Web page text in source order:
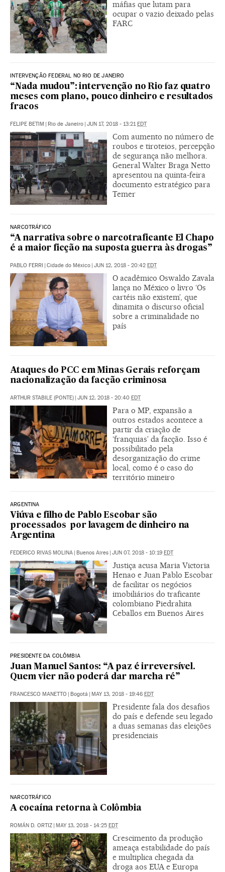
máfias que lutam para
ocupar o vazio deixado pelas
FARC
INTERVENÇÃO FEDERAL NO RIO DE JANEIRO
“Nada mudou”: intervenção no Rio faz quatro
meses com plano, pouco dinheiro e resultados
fracos
FELIPE BETIM | Rio de Janeiro | JUN 17, 2018 - 13:21EDT
Com aumento no número de
roubos e tiroteios, percepção
de segurança não melhora.
General Walter Braga Netto
apresentou na quinta-feira
documento estratégico para
Temer
NARCOTRÁFICO
“A narrativa sobre o narcotraficante El Chapo
é a maior ficção na suposta guerra às drogas”
PABLO FERRI | Cidade do México | JUN 12, 2018 - 20:42 EDT
O acadêmico Oswaldo Zavala
lança no México o livro ‘Os
cartéis não existem’, que
dinamita o discurso oficial
sobre a criminalidade no
país
Ataques do PCC em Minas Gerais reforçam
nacionalização da facção criminosa
ARTHUR STABILE (PONTE) | JUN 12, 2018 - 20:40 EDT
Para o MP, expansão a
outros estados acontece a
partir da criação de
‘franquias’ da facção. Isso é
possibilitado pela
desorganização do crime
local, como é o caso do
território mineiro
ARGENTINA
Viúva e filho de Pablo Escobar são
processados ​​ por lavagem de dinheiro na
Argentina
FEDERICO RIVAS MOLINA | Buenos Aires | JUN 07, 2018 - 10:19 EDT
Justiça acusa Maria Victoria
Henao e Juan Pablo Escobar
de facilitar os negócios
imobiliários do traficante
colombiano Piedrahita
Ceballos em Buenos Aires
PRESIDENTE DA COLÔMBIA
Juan Manuel Santos: “A paz é irreversível.
Quem vier não poderá dar marcha ré”
FRANCESCO MANETTO | Bogotá | MAY 13, 2018 - 19:46 EDT
Presidente fala dos desafios
do país e defende seu legado
a duas semanas das eleições
presidenciais
NARCOTRÁFICO
A cocaína retorna à Colômbia
ROMÁN D. ORTIZ | MAY 13, 2018 - 14:25 EDT
Crescimento da produção
ameaça estabilidade do país
e multiplica chegada da
droga aos EUA e Europa